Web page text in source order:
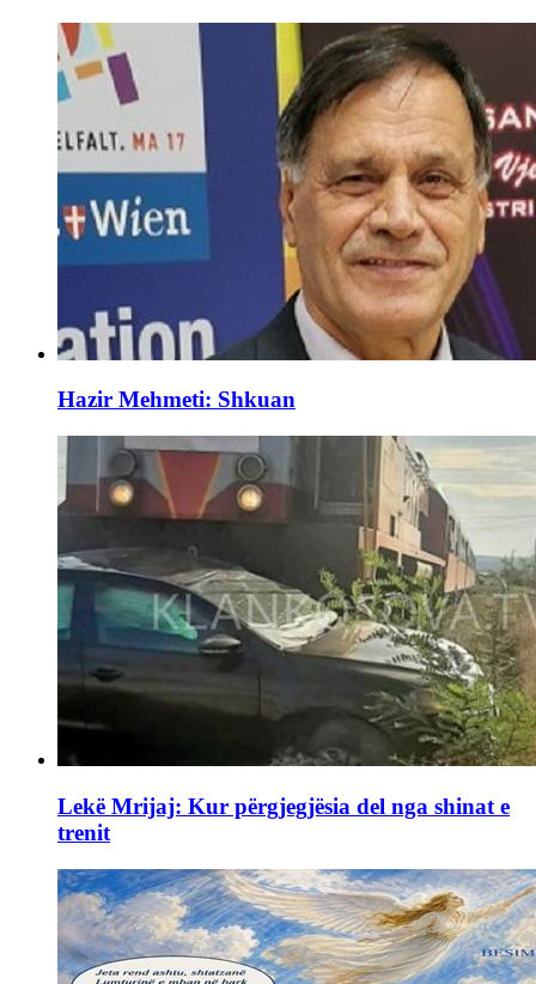
Hazir Mehmeti: Shkuan
Lekë Mrijaj: Kur përgjegjësia del nga shinat e
trenit